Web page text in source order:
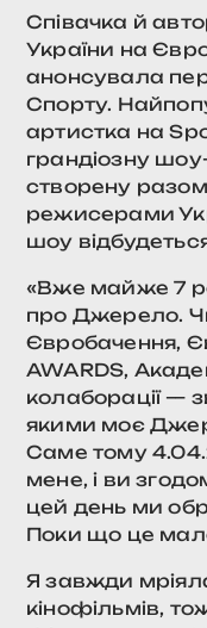
Співачка й
України на
анонсувала
Спорту.
артистка на
грандіозну
створену
режисерами
шоу
«Вже майже 7
про Джерело.
Євробачення,
AWARDS,
колаборації —
якими моє
Саме тому
мене, і ви
цей день ми
Поки що це
Я завжди
кінофільмів,